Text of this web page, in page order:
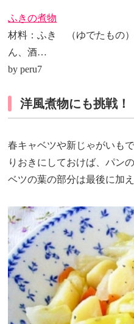
ふきの煮物
材料：ふき （ゆでたもの
ん、酒…
by peru7
洋風煮物にも挑戦！
春キャベツや新じゃがいも
りおきにしておけば、パン
ベツの葉の部分は最後に加